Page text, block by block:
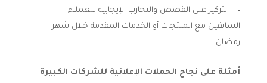
التركيز على القصص والتجارب الإيجابية للعملاء
السابقين مع المنتجات أو الخدمات المقدمة خلال شهر
رمضان.
أمثلة على نجاح الحملات الإعلانية للشركات الكبيرة